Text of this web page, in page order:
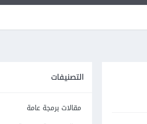
التصنيفات
مقالات برمجة عامة